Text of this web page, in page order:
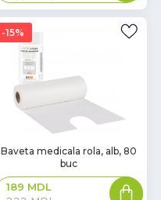
15%
Baveta medicala rola, alb, 80
buc
189 MDL